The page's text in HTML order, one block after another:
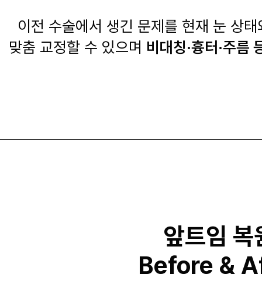
이전 수술에서 생긴 문제를 현재 눈 상
맞춤 교정할 수 있으며 비대칭·흉터·주름
앞트임 복
Before &